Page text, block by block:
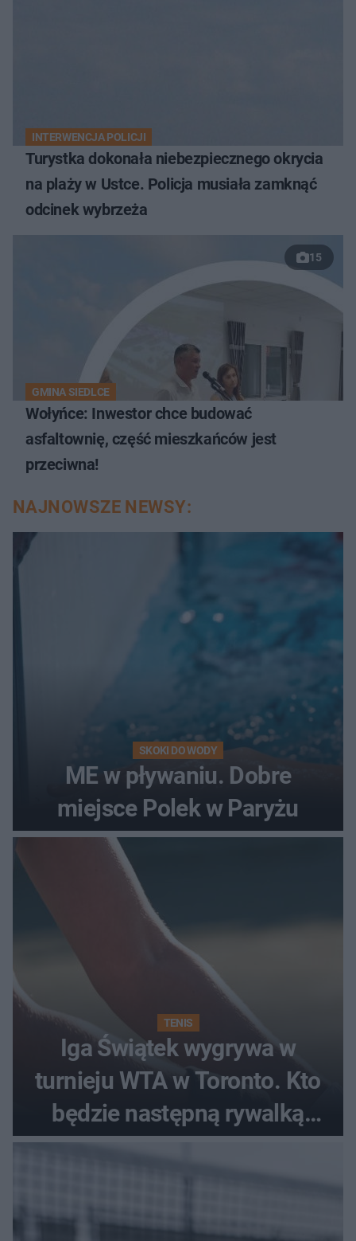
INTERWENCJA POLICJI
Turystka dokonała niebezpiecznego okrycia
na plaży w Ustce. Policja musiała zamknąć
odcinek wybrzeża
15
GMINA SIEDLCE
Wołyńce: Inwestor chce budować
asfaltownię, część mieszkańców jest
przeciwna!
NAJNOWSZE NEWSY:
SKOKI DO WODY
ME w pływaniu. Dobre
miejsce Polek w Paryżu
TENIS
Iga Świątek wygrywa w
turnieju WTA w Toronto. Kto
będzie następną rywalką
Polki?